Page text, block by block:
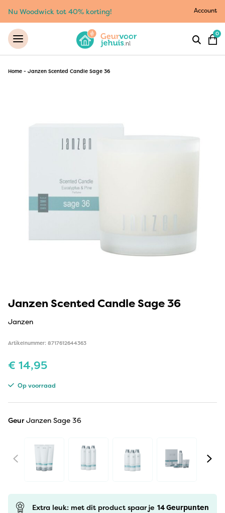
Nu Woodwick tot 40% korting! Account
0
Home - Janzen Scented Candle Sage 36
Janzen Scented Candle Sage 36
Janzen
Artikelnummer: 8717612644363
€ 14,95
Op voorraad
GeurJanzen Sage 36
Extra leuk: met dit product spaar je 14Geurpunten